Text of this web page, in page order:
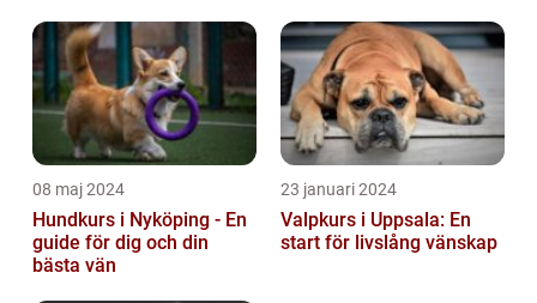
08 maj 2024
Hundkurs i Nyköping - En
guide för dig och din
bästa vän
23 januari 2024
Valpkurs i Uppsala: En
start för livslång vänskap